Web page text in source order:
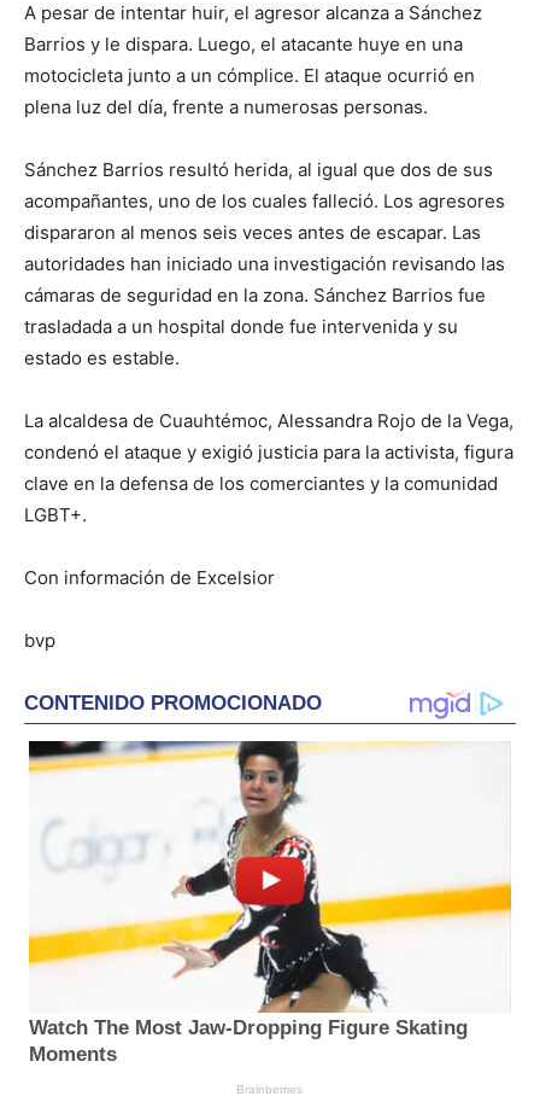
A pesar de intentar huir, el agresor alcanza a Sánchez
Barrios y le dispara. Luego, el atacante huye en una
motocicleta junto a un cómplice. El ataque ocurrió en
plena luz del día, frente a numerosas personas.
Sánchez Barrios resultó herida, al igual que dos de sus
acompañantes, uno de los cuales falleció. Los agresores
dispararon al menos seis veces antes de escapar. Las
autoridades han iniciado una investigación revisando las
cámaras de seguridad en la zona. Sánchez Barrios fue
trasladada a un hospital donde fue intervenida y su
estado es estable.
La alcaldesa de Cuauhtémoc, Alessandra Rojo de la Vega,
condenó el ataque y exigió justicia para la activista, figura
clave en la defensa de los comerciantes y la comunidad
LGBT+.
Con información de Excelsior
bvp